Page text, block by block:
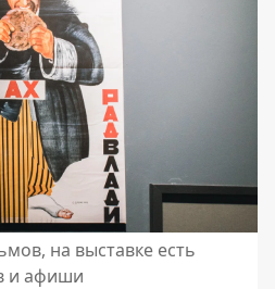
на выставке есть
и афиши